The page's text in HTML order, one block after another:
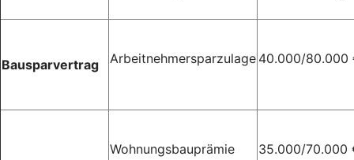
Bausparvertrag Arbeitnehmersparzulage 40.000/80.000
Wohnungsbauprämie 35.000/70.000